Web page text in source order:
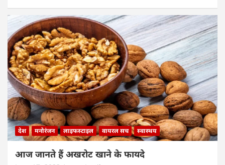
देश मनोरंजन लाइफस्टाइल वायरल सच स्वास्थय
आज जानते हैं अखरोट खाने के फायदे